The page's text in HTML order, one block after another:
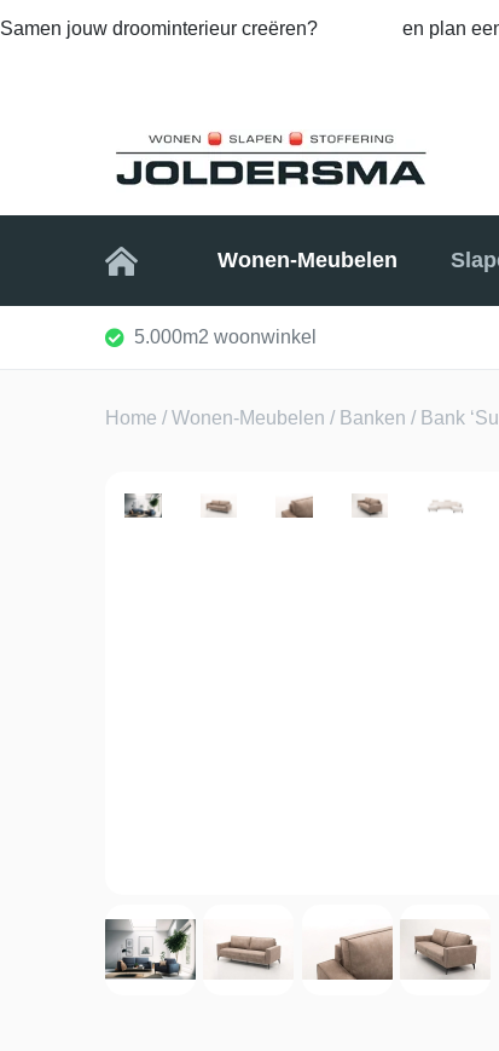
Samen jouw droominterieur creëren? en plan
Home Wonen-Meubelen
5.000m2 woonwinkel
Home /Wonen-Meubelen / Banken / Bank